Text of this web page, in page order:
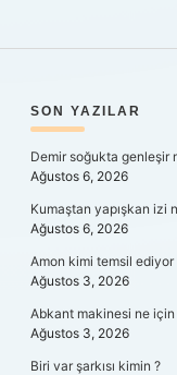
SON YAZILAR
Demir soğukta genleşir
Ağustos 6, 2026
Kumaştan yapışkan izi
Ağustos 6, 2026
Amon kimi temsil ediyor
Ağustos 3, 2026
Abkant makinesi ne için
Ağustos 3, 2026
Biri var şarkısı kimin ?